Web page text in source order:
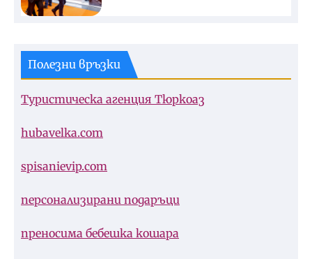
Полезни връзки
Туристическа агенция Тюркоаз
hubavelka.com
spisanievip.com
персонализирани подаръци
преносима бебешка кошара